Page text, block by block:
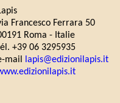
Francesco Ferrara 50
Roma - Italie
+39 06 3295935
mail lapis@edizionilapis.it